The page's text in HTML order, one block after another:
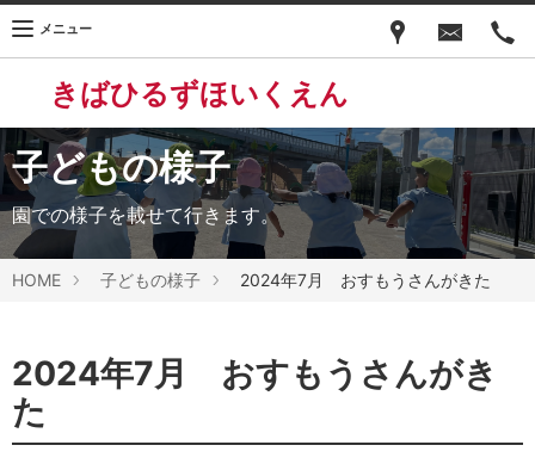
きばひるずほいくえん
メニュー
子どもの様子
園での様子を載せて行きます。
HOME 子どもの様子 2024年7月 おすもうさんがきた
2024年7月 おすもうさんがき
た